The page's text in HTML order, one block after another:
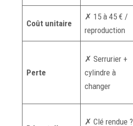
Coût unitaire
✗ 15 à 45 € /
reproduction
Perte
✗ Serrurier +
cylindre à
changer
✗ Clé rendue ?